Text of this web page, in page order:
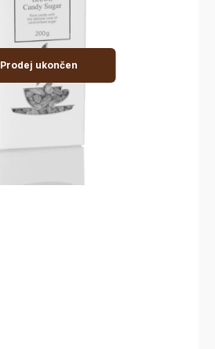
Prodej ukončen